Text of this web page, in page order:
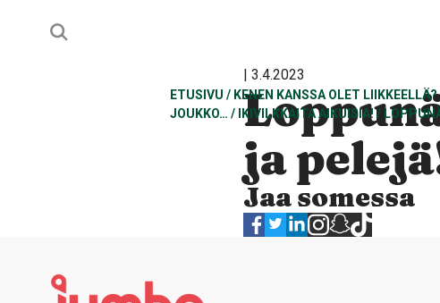
ETUSIVU / KENEN KANSSA OLET LIIKKEELLÄ?
JOUKKO… / IKIVILKKAITA AIKUISIA!/
| 3.4.2023
ja
Jaa somessa